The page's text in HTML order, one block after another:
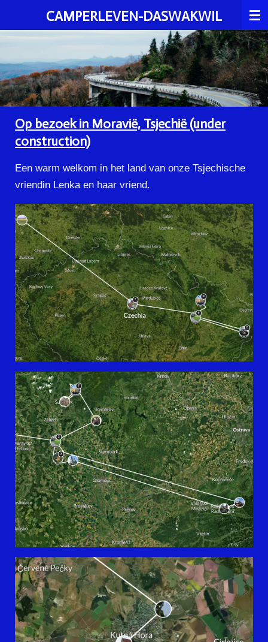
direct
de
hoofdinhoud
CAMPERLEVEN-DASWAKWIL
Op bezoek in Moravië, Tsjechië (under
construction)
Een warm welkom in het land van onze Tsjechische
vriendin Lenka en haar vriend.